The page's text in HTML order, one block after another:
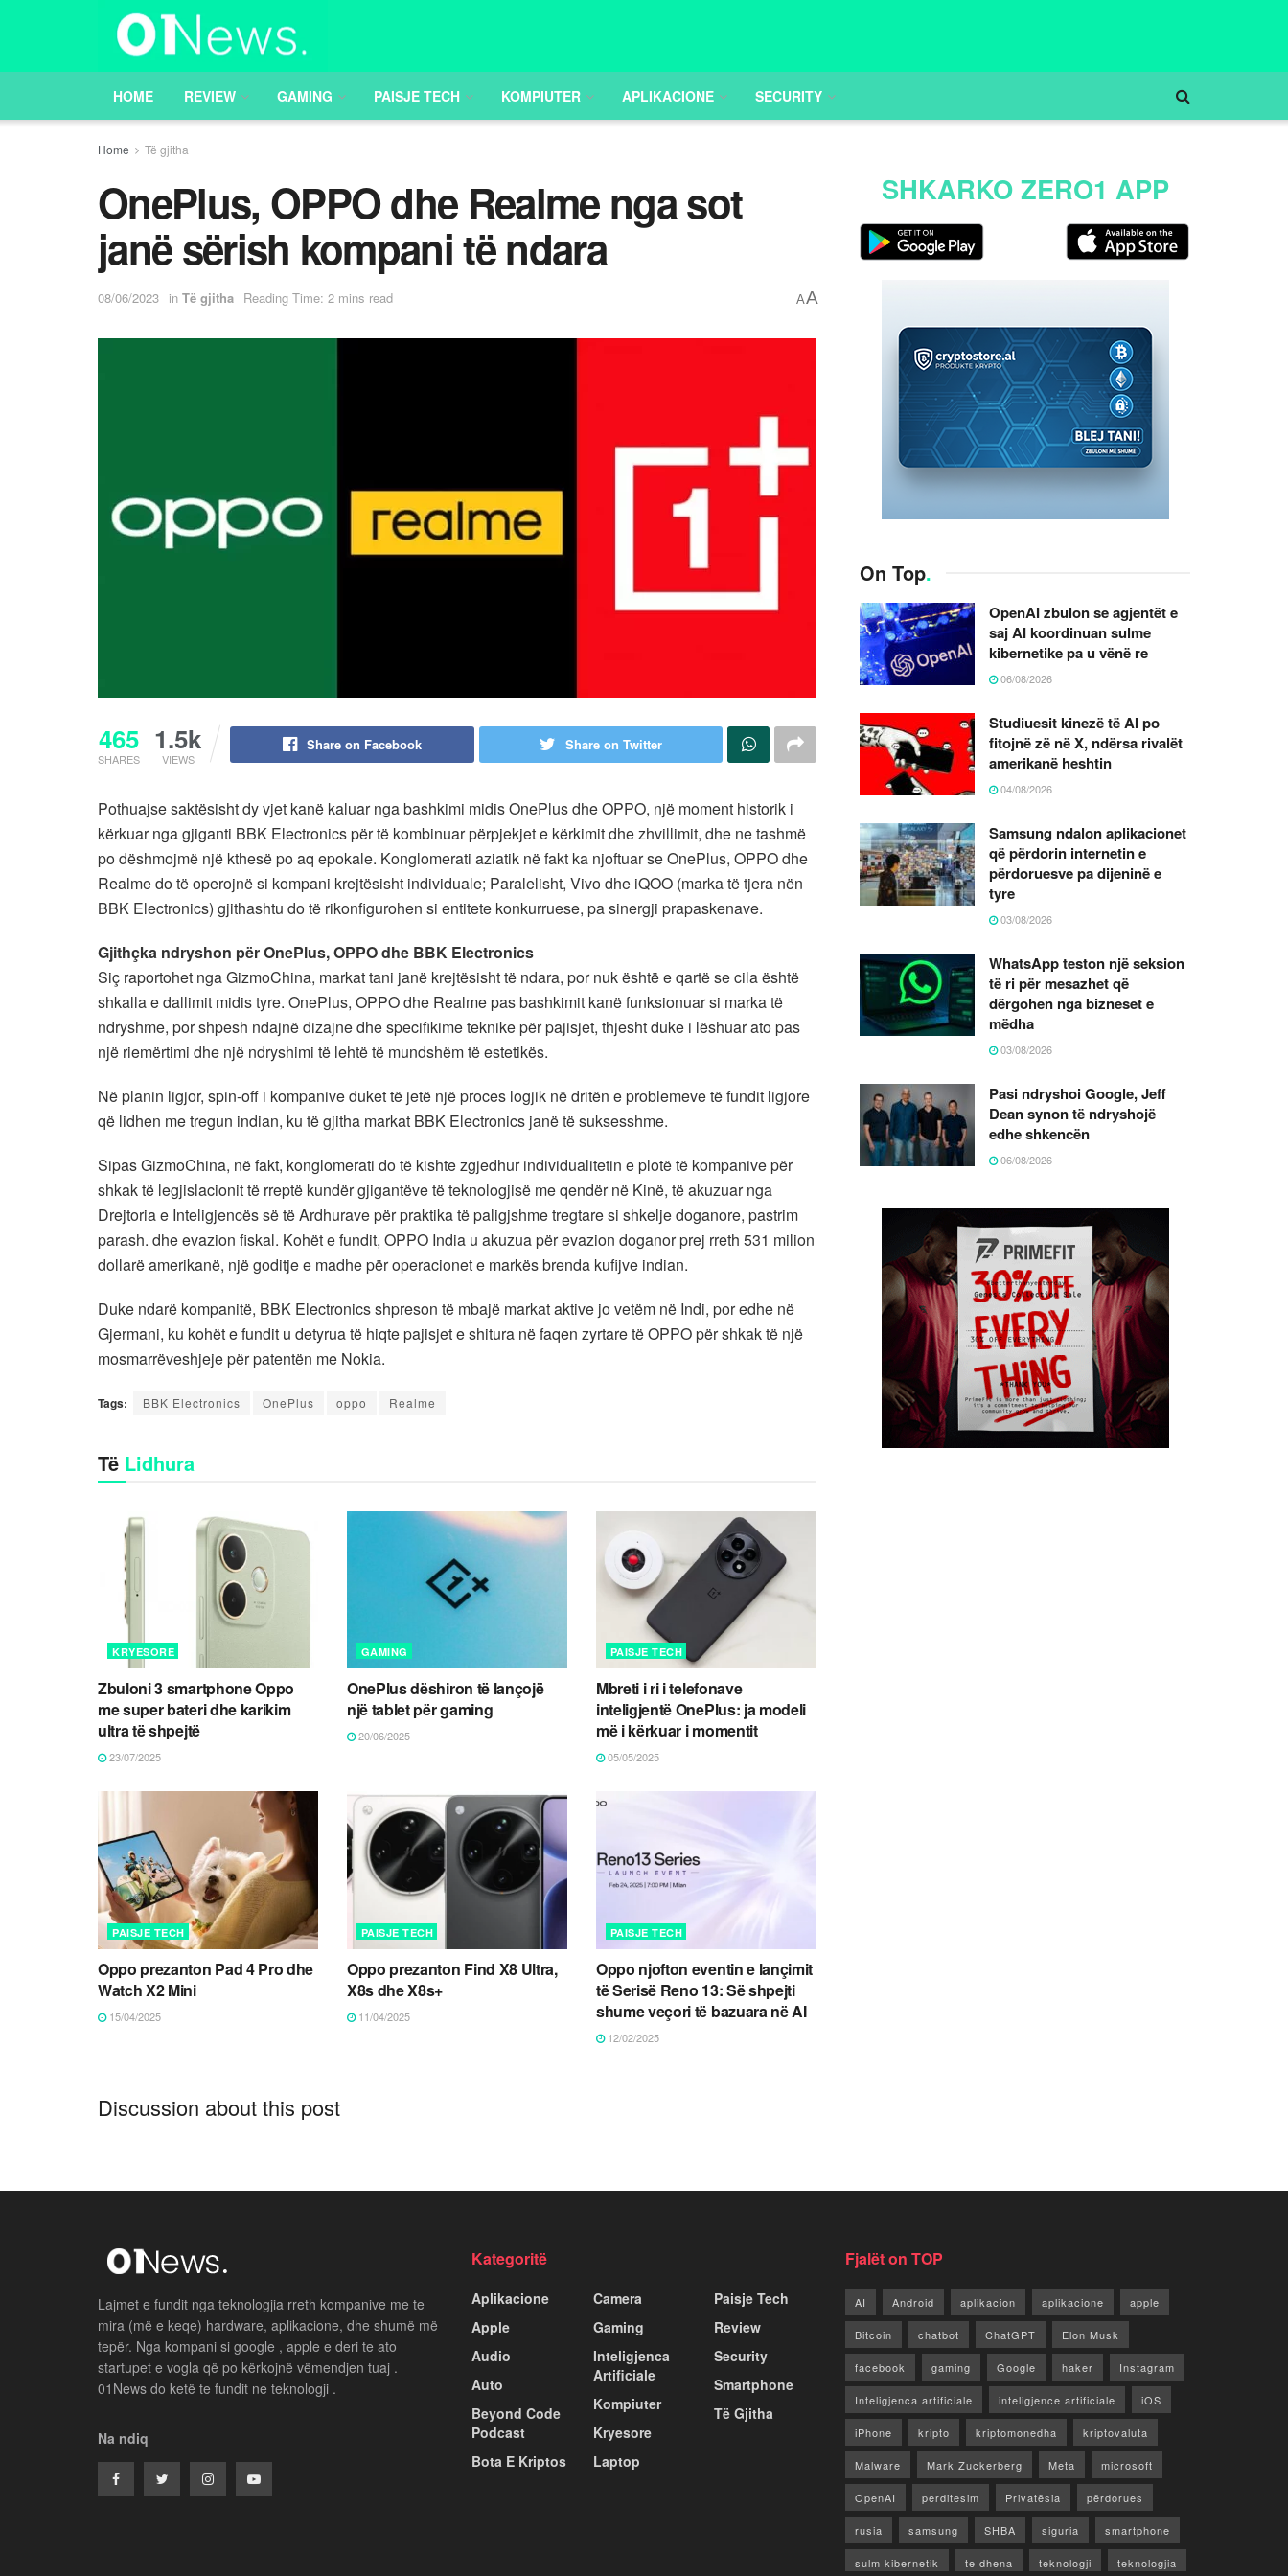
HOME REVIEW GAMING PAISJE TECH KOMPIUTER APLIKACIONE SECURITY
Home Të gjitha
OnePlus, OPPO dhe Realme nga sot
janë sërish kompani të ndara
08/06/2023 in Të gjitha Reading Time: 2 mins read AA
465
SHARES
1.5k
VIEWS
Share on Facebook Share on Twitter
Pothuajse saktësisht dy vjet kanë kaluar nga bashkimi midis OnePlus dhe OPPO, një moment historik i
kërkuar nga gjiganti BBK Electronics për të kombinuar përpjekjet e kërkimit dhe zhvillimit, dhe ne tashmë
po dëshmojmë një kthesë po aq epokale. Konglomerati aziatik në fakt ka njoftuar se OnePlus, OPPO dhe
Realme do të operojnë si kompani krejtësisht individuale; Paralelisht, Vivo dhe iQOO (marka të tjera nën
BBK Electronics) gjithashtu do të rikonfigurohen si entitete konkurruese, pa sinergji prapaskenave.
Gjithçka ndryshon për OnePlus, OPPO dhe BBK Electronics
Siç raportohet nga GizmoChina, markat tani janë krejtësisht të ndara, por nuk është e qartë se cila është
shkalla e dallimit midis tyre. OnePlus, OPPO dhe Realme pas bashkimit kanë funksionuar si marka të
ndryshme, por shpesh ndajnë dizajne dhe specifikime teknike për pajisjet, thjesht duke i lëshuar ato pas
një riemërtimi dhe një ndryshimi të lehtë të mundshëm të estetikës.
Në planin ligjor, spin-off i kompanive duket të jetë një proces logjik në dritën e problemeve të fundit ligjore
që lidhen me tregun indian, ku të gjitha markat BBK Electronics janë të suksesshme.
Sipas GizmoChina, në fakt, konglomerati do të kishte zgjedhur individualitetin e plotë të kompanive për
shkak të legjislacionit të rreptë kundër gjigantëve të teknologjisë me qendër në Kinë, të akuzuar nga
Drejtoria e Inteligjencës së të Ardhurave për praktika të paligjshme tregtare si shkelje doganore, pastrim
parash. dhe evazion fiskal. Kohët e fundit, OPPO India u akuzua për evazion doganor prej rreth 531 milion
dollarë amerikanë, një goditje e madhe për operacionet e markës brenda kufijve indian.
Duke ndarë kompanitë, BBK Electronics shpreson të mbajë markat aktive jo vetëm në Indi, por edhe në
Gjermani, ku kohët e fundit u detyrua të hiqte pajisjet e shitura në faqen zyrtare të OPPO për shkak të një
mosmarrëveshjeje për patentën me Nokia.
Tags: BBK Electronics OnePlus oppo Realme
Të Lidhura
KRYESORE
Zbuloni 3 smartphone Oppo
me super bateri dhe karikim
ultra të shpejtë
23/07/2025
GAMING
OnePlus dëshiron të lançojë
një tablet për gaming
20/06/2025
PAISJE TECH
Mbreti i ri i telefonave
inteligjentë OnePlus: ja modeli
më i kërkuar i momentit
05/05/2025
PAISJE TECH
Oppo prezanton Pad 4 Pro dhe
Watch X2 Mini
15/04/2025
PAISJE TECH
Oppo prezanton Find X8 Ultra,
X8s dhe X8s+
11/04/2025
PAISJE TECH
Oppo njofton eventin e lançimit
të Serisë Reno 13: Së shpejti
shume veçori të bazuara në AI
12/02/2025
Discussion about this post
SHKARKO ZERO1 APP
On Top.
OpenAI zbulon se agjentët e
saj AI koordinuan sulme
kibernetike pa u vënë re
06/08/2026
Studiuesit kinezë të AI po
fitojnë zë në X, ndërsa rivalët
amerikanë heshtin
04/08/2026
Samsung ndalon aplikacionet
që përdorin internetin e
përdoruesve pa dijeninë e
tyre
03/08/2026
WhatsApp teston një seksion
të ri për mesazhet që
dërgohen nga bizneset e
mëdha
03/08/2026
Pasi ndryshoi Google, Jeff
Dean synon të ndryshojë
edhe shkencën
06/08/2026
Lajmet e fundit nga teknologjia rreth kompanive me te
mira (më e keqe) hardware, aplikacione, dhe shumë më
tepër. Nga kompani si google , apple e deri te ato
startupet e vogla që po kërkojnë vëmendjen tuaj .
01News do ketë te fundit ne teknologji .
Na ndiq
Kategoritë
Aplikacione
Apple
Audio
Auto
Beyond Code
Podcast
Bota E Kriptos
Camera
Gaming
Inteligjenca
Artificiale
Kompiuter
Kryesore
Laptop
Paisje Tech
Review
Security
Smartphone
Të Gjitha
Fjalët on TOP
AI Android aplikacion aplikacione apple
Bitcoin chatbot ChatGPT Elon Musk
facebook gaming Google haker Instagram
Inteligjenca artificiale inteligjence artificiale iOS
iPhone kripto kriptomonedha kriptovaluta
Malware Mark Zuckerberg Meta microsoft
OpenAI perditesim Privatësia përdorues
rusia samsung SHBA siguria smartphone
sulm kibernetik te dhena teknologji teknologjia